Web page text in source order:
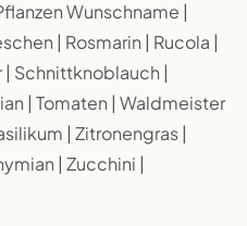
Wunschname |
| Rosmarin | Rucola |
| Schnittknoblauch |
| Tomaten | Waldmeister
| Zitronengras |
| Zucchini |